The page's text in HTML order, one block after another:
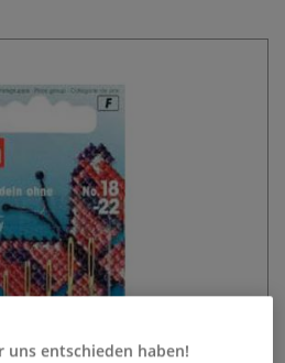
uns entschieden haben!